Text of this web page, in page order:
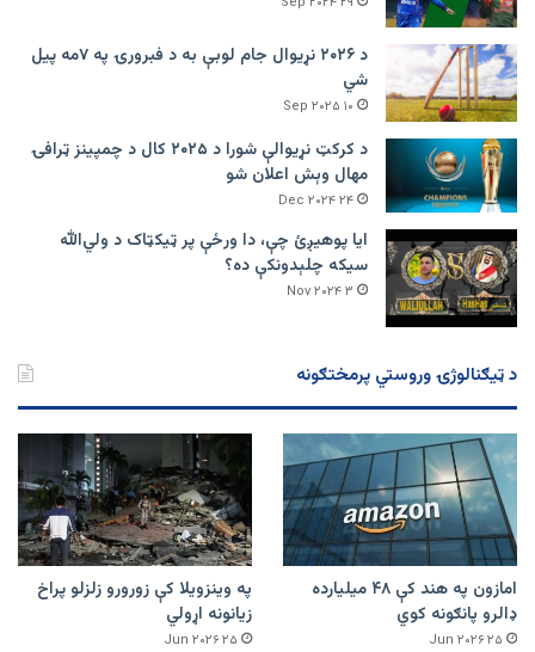
د ۲۰۲۶ نړیوال جام لوبې به د فبرورۍ په ۷مه پیل
شي
۱۰ Sep ۲۰۲۵
د کرکټ نړیوالې شورا د ۲۰۲۵ کال د چمپینز ټرافۍ
مهال وېش اعلان شو
۲۴ Dec ۲۰۲۴
ایا پوهیږئ چې، دا ورځې پر ټيکټاک د ولي‌الله
سیکه چلېدونکې ده؟
۳ Nov ۲۰۲۴
د ټیګنالوژۍ وروستي پرمختګونه
امازون په هند کې ۴۸ میلیارده
ډالرو پانګونه کوي
۲۵ Jun ۲۰۲۶
په وینزویلا کې زورورو زلزلو پراخ
زیانونه اړولي
۲۵ Jun ۲۰۲۶